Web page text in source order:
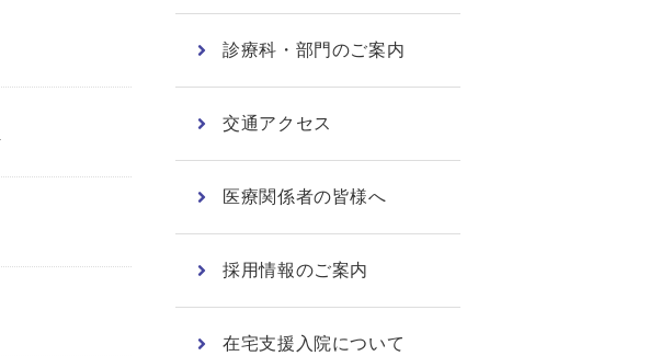
診療科・部門のご案内
交通アクセス
医療関係者の皆様へ
採用情報のご案内
在宅支援入院について